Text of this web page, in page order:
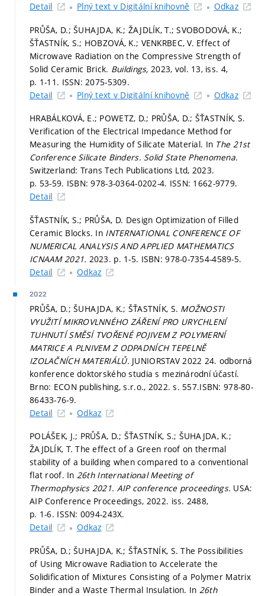
Detail
Plný text v Digitální knihovně Odkaz
PRŮŠA, D.; ŠUHAJDA, K.; ŽAJDLÍK, T.; SVOBODOVÁ, K.;
ŠŤASTNÍK, S.; HOBZOVÁ, K.; VENKRBEC, V. Effect of
Microwave Radiation on the Compressive Strength of
Solid Ceramic Brick. Buildings, 2023, vol. 13, iss. 4,
p. 1-11. ISSN: 2075-5309.
Detail
Plný text v Digitální knihovně Odkaz
HRABÁLKOVÁ, E.; POWETZ, D.; PRŮŠA, D.; ŠŤASTNÍK, S.
Verification of the Electrical Impedance Method for
Measuring the Humidity of Silicate Material. In The 21st
Conference Silicate Binders. Solid State Phenomena.
Switzerland: Trans Tech Publications Ltd, 2023.
p. 53-59. ISBN: 978-3-0364-0202-4. ISSN: 1662-9779.
Detail
ŠŤASTNÍK, S.; PRŮŠA, D. Design Optimization of Filled
Ceramic Blocks. In INTERNATIONAL CONFERENCE OF
NUMERICAL ANALYSIS AND APPLIED MATHEMATICS
ICNAAM 2021. 2023. p. 1-5. ISBN: 978-0-7354-4589-5.
Detail
Odkaz
2022
PRŮŠA, D.; ŠUHAJDA, K.; ŠŤASTNÍK, S. MOŽNOSTI
VYUŽITÍ MIKROVLNNÉHO ZÁŘENÍ PRO URYCHLENÍ
TUHNUTÍ SMĚSÍ TVOŘENÉ POJIVEM Z POLYMERNÍ
MATRICE A PLNIVEM Z ODPADNÍCH TEPELNĚ
IZOLAČNÍCH MATERIÁLŮ. JUNIORSTAV 2022 24. odborná
konference doktorského studia s mezinárodní účastí.
Brno: ECON publishing, s.r.o., 2022.s. 557.ISBN: 978-80-
86433-76-9.
Detail
Odkaz
POLÁŠEK, J.; PRŮŠA, D.; ŠŤASTNÍK, S.; ŠUHAJDA, K.;
ŽAJDLÍK, T. The effect of a Green roof on thermal
stability of a building when compared to a conventional
flat roof. In 26th International Meeting of
Thermophysics 2021. AIP conference proceedings. USA:
AIP Conference Proceedings, 2022. iss. 2488,
p. 1-6. ISSN: 0094-243X.
Detail
Odkaz
PRŮŠA, D.; ŠUHAJDA, K.; ŠŤASTNÍK, S. The Possibilities
of Using Microwave Radiation to Accelerate the
Solidification of Mixtures Consisting of a Polymer Matrix
Binder and a Waste Thermal Insulation. In 26th